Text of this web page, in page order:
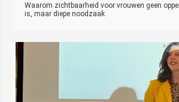
Waarom zichtbaarheid voor vrouwen geen
is, maar diepe noodzaak